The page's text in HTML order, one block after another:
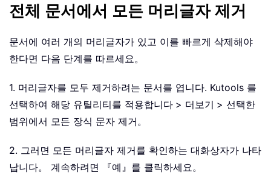
전체 문서에서 모든 머리글자 제거
문서에 여러 개의 머리글자가 있고 이를 빠르게 삭제해야
한다면 다음 단계를 따르세요。
1. 머리글자를 모두 제거하려는 문서를 엽니다. Kutools 를
선택하여 해당 유틸리티를 적용합니다 > 더보기 > 선택한
범위에서 모든 장식 문자 제거。
2. 그러면 모든 머리글자 제거를 확인하는 대화상자가 나타
납니다。 계속하려면 『예』를 클릭하세요。